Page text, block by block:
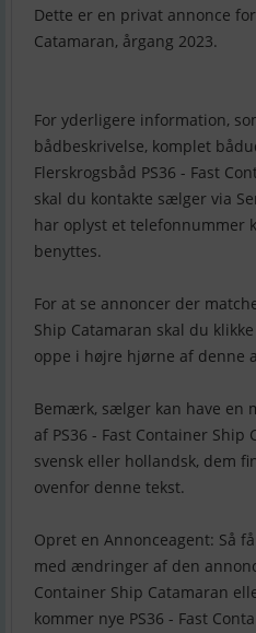
Dette er en privat annonce
Catamaran, årgang 2023.
For yderligere information,
bådbeskrivelse, komplet
Flerskrogsbåd PS36 - Fast
skal du kontakte sælger via
har oplyst et telefonnummer
benyttes.
For at se annoncer der
Ship Catamaran skal du
oppe i højre hjørne af denne
Bemærk, sælger kan have en
af PS36 - Fast Container Ship
svensk eller hollandsk, dem
ovenfor denne tekst.
Opret en Annonceagent: Så
med ændringer af den
Container Ship Catamaran
kommer nye PS36 - Fast